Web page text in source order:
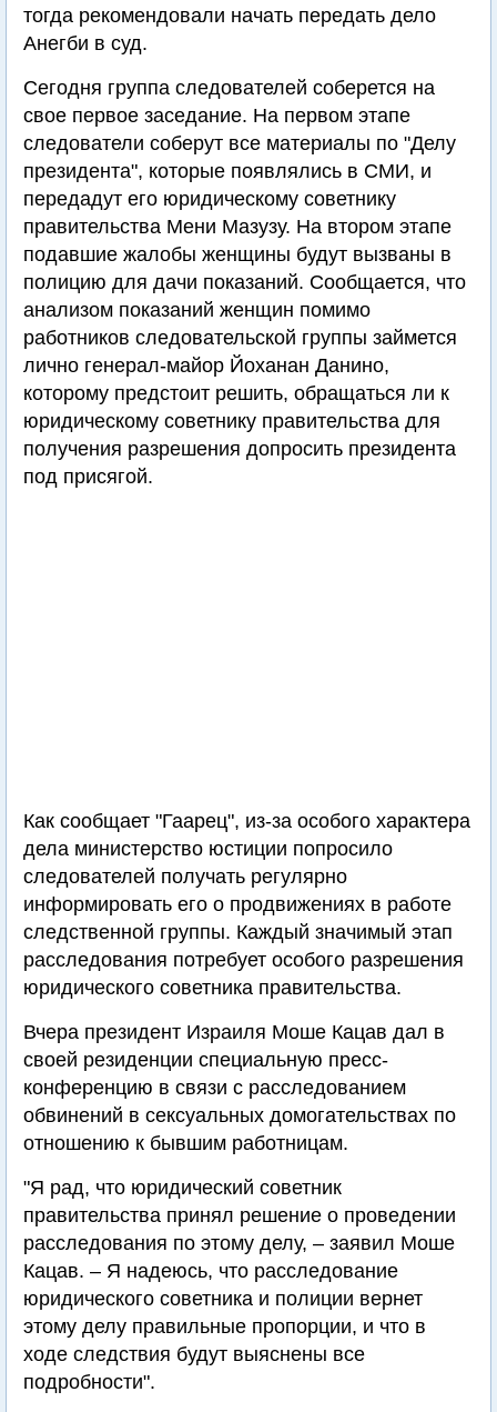
тогда рекомендовали начать передать дело
Анегби в суд.
Сегодня группа следователей соберется на
свое первое заседание. На первом этапе
следователи соберут все материалы по "Делу
президента", которые появлялись в СМИ, и
передадут его юридическому советнику
правительства Мени Мазузу. На втором этапе
подавшие жалобы женщины будут вызваны в
полицию для дачи показаний. Сообщается, что
анализом показаний женщин помимо
работников следовательской группы займется
лично генерал-майор Йоханан Данино,
которому предстоит решить, обращаться ли к
юридическому советнику правительства для
получения разрешения допросить президента
под присягой.
Как сообщает "Гаарец", из-за особого характера
дела министерство юстиции попросило
следователей получать регулярно
информировать его о продвижениях в работе
следственной группы. Каждый значимый этап
расследования потребует особого разрешения
юридического советника правительства.
Вчера президент Израиля Моше Кацав дал в
своей резиденции специальную пресс-
конференцию в связи с расследованием
обвинений в сексуальных домогательствах по
отношению к бывшим работницам.
"Я рад, что юридический советник
правительства принял решение о проведении
расследования по этому делу, – заявил Моше
Кацав. – Я надеюсь, что расследование
юридического советника и полиции вернет
этому делу правильные пропорции, и что в
ходе следствия будут выяснены все
подробности".